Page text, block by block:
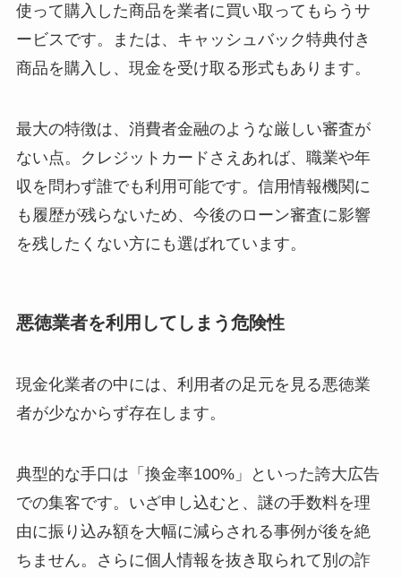
使って購入した商品を業者に買い取ってもらうサ
ービスです。または、キャッシュバック特典付き
商品を購入し、現金を受け取る形式もあります。
最大の特徴は、消費者金融のような厳しい審査が
ない点。クレジットカードさえあれば、職業や年
収を問わず誰でも利用可能です。信用情報機関に
も履歴が残らないため、今後のローン審査に影響
を残したくない方にも選ばれています。
悪徳業者を利用してしまう危険性
現金化業者の中には、利用者の足元を見る悪徳業
者が少なからず存在します。
典型的な手口は「換金率100%」といった誇大広告
での集客です。いざ申し込むと、謎の手数料を理
由に振り込み額を大幅に減らされる事例が後を絶
ちません。さらに個人情報を抜き取られて別の詐